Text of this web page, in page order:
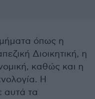
όπως η
Διοικητική, η
καθώς και η
Η
αυτά τα